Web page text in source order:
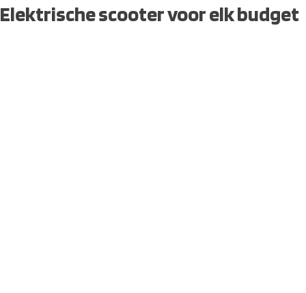
Elektrische scooter voor elk budget